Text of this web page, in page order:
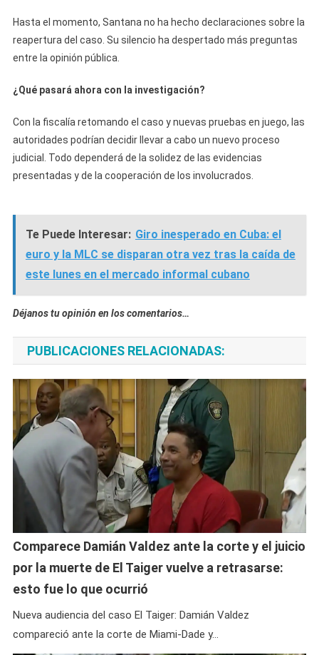
Hasta el momento, Santana no ha hecho declaraciones sobre la
reapertura del caso. Su silencio ha despertado más preguntas
entre la opinión pública.
¿Qué pasará ahora con la investigación?
Con la fiscalía retomando el caso y nuevas pruebas en juego, las
autoridades podrían decidir llevar a cabo un nuevo proceso
judicial. Todo dependerá de la solidez de las evidencias
presentadas y de la cooperación de los involucrados.
Te Puede Interesar: Giro inesperado en Cuba: el
euro y la MLC se disparan otra vez tras la caída de
este lunes en el mercado informal cubano
Déjanos tu opinión en los comentarios…
PUBLICACIONES RELACIONADAS:
Comparece Damián Valdez ante la corte y el juicio
por la muerte de El Taiger vuelve a retrasarse:
esto fue lo que ocurrió
Nueva audiencia del caso El Taiger: Damián Valdez
compareció ante la corte de Miami-Dade y…